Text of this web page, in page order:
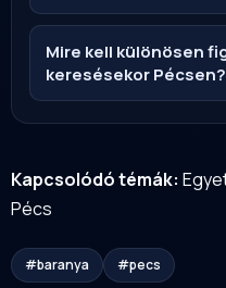
Mire kell különösen
keresésekor Pécsen?
Kapcsolódó témák:
Pécs
#baranya #pecs